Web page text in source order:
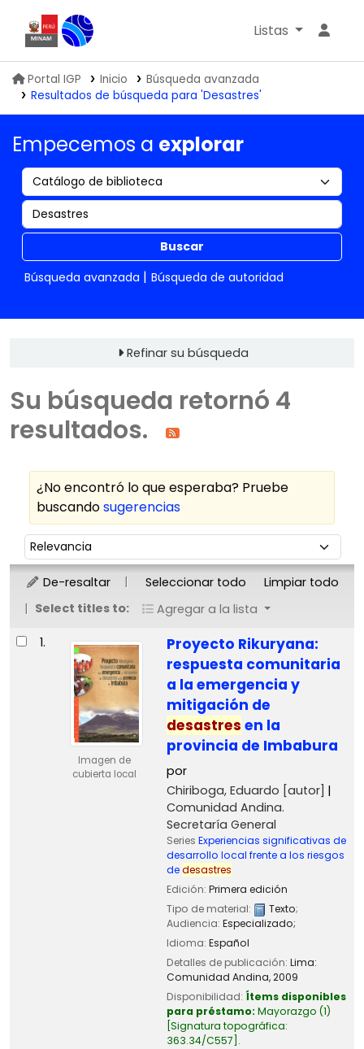
Biblioteca IGP
Listas
Portal IGP Inicio
Búsqueda avanzada
Resultados de búsqueda para 'Desastres'
Empecemos a explorar
Buscar
Búsqueda avanzada
Búsqueda de autoridad
Refinar su búsqueda
Su búsqueda retornó 4
resultados.
¿No encontró lo que esperaba? Pruebe
buscandosugerencias
Ordenar
Ordenar por:
De-resaltar Seleccionar todo
Limpiar todo
Select titles to:
Agregar a la lista
Resultados
1.
Imagen de
cubierta local
Proyecto Rikuryana:
respuesta comunitaria
a la emergencia y
mitigación de
desastres en la
provincia de Imbabura
por
Chiriboga, Eduardo [autor]
Comunidad Andina.
Secretaría General
Series Experiencias significativas de
desarrollo local frente a los riesgos
dedesastres
Edición: Primera edición
Tipo de material:
Texto;
Audiencia: Especializado;
Idioma: Español
Detalles de publicación: Lima:
Comunidad Andina,2009
Disponibilidad: Ítems disponibles
para préstamo: Mayorazgo (1)
Signatura topográfica:
363.34/C557 .